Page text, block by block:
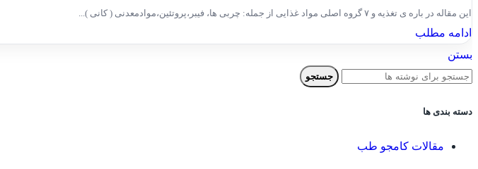
این مقاله در باره ی تغذیه و ۷ گروه اصلی مواد غذایی از جمله: چربی ها، فیبر،پروتئین،موادمعدنی ( كانی )...
ادامه مطلب
بستن
جستجو
دسته بندی ها
مقالات کامجو طب